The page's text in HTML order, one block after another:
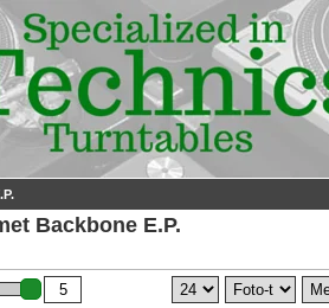
Backbone E.P.